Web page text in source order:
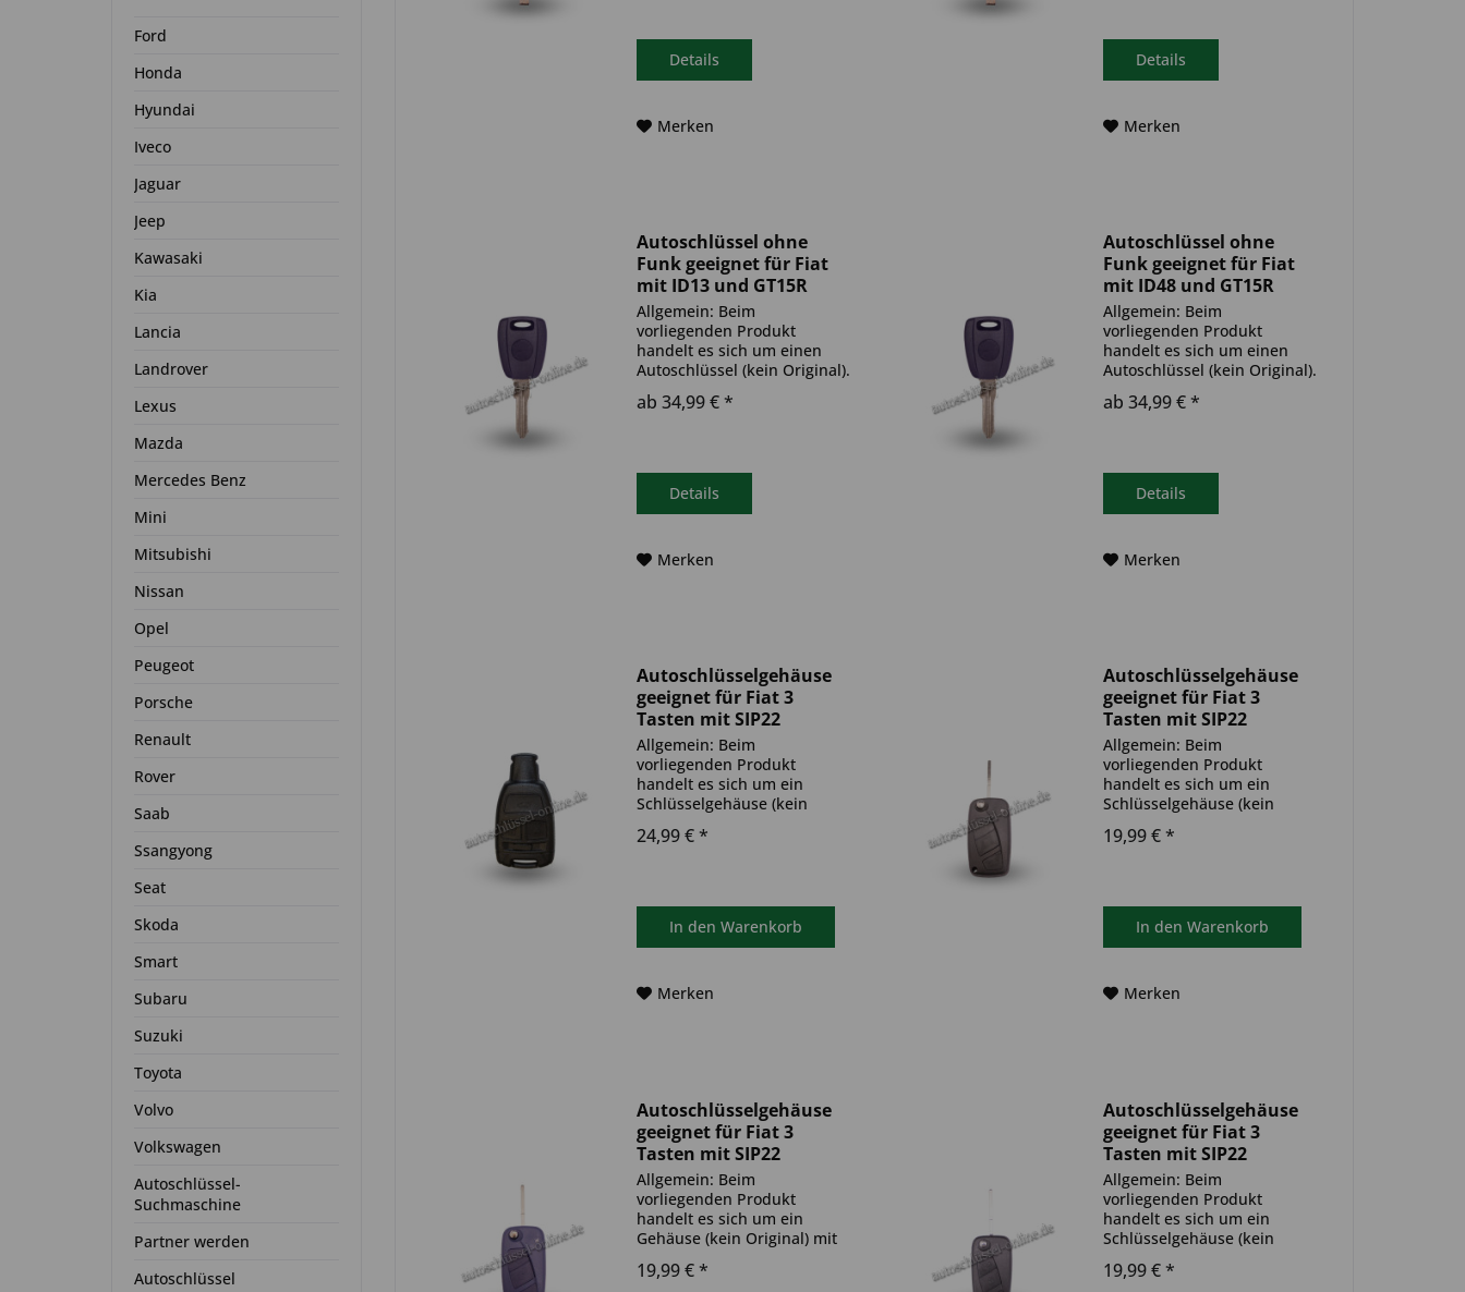
Ford
Honda
Hyundai
Iveco
Jaguar
Jeep
Kawasaki
Kia
Lancia
Landrover
Lexus
Mazda
Mercedes Benz
Mini
Mitsubishi
Nissan
Opel
Peugeot
Porsche
Renault
Rover
Saab
Ssangyong
Seat
Skoda
Smart
Subaru
Suzuki
Toyota
Volvo
Volkswagen
Autoschlüssel-
Suchmaschine
Partner werden
Autoschlüssel
gleicht. Ablauf -
Autoschlüssel inkl....
Details
Merken
gleicht. Ablauf -
Autoschlüssel inkl....
Details
Merken
Autoschlüssel ohne
Funk geeignet für Fiat
mit ID13 und GT15R
(Aftermarket Produkt)
Allgemein: Beim
vorliegenden Produkt
handelt es sich um einen
Autoschlüssel (kein Original).
Es ist eine Wegfahrsperre
(Transponder) verbaut. Bitte
gleicht. Ablauf -
Autoschlüssel inkl....
ab 34,99 € *
Details
Merken
Autoschlüssel ohne
Funk geeignet für Fiat
mit ID48 und GT15R
(Aftermarket Produkt)
Allgemein: Beim
vorliegenden Produkt
handelt es sich um einen
Autoschlüssel (kein Original).
Es ist eine Wegfahrsperre
(Transponder) verbaut. Bitte
gleicht. Ablauf -
Autoschlüssel inkl....
ab 34,99 € *
Details
Merken
Autoschlüsselgehäuse
geeignet für Fiat 3
Tasten mit SIP22
(Aftermarket Produkt)
Allgemein: Beim
vorliegenden Produkt
handelt es sich um ein
Schlüsselgehäuse (kein
Es ist weder eine
(Transponder) im Schlüssel
verbaut. Das Produkt ist
24,99 € *
In den Warenkorb
Merken
Autoschlüsselgehäuse
geeignet für Fiat 3
Tasten mit SIP22
(Aftermarket Produkt)
Allgemein: Beim
vorliegenden Produkt
handelt es sich um ein
Schlüsselgehäuse (kein
Es ist weder eine
(Transponder) im Schlüssel
verbaut. Das Produkt ist
19,99 € *
In den Warenkorb
Merken
Autoschlüsselgehäuse
geeignet für Fiat 3
Tasten mit SIP22
(Aftermarket Produkt)
Allgemein: Beim
vorliegenden Produkt
handelt es sich um ein
Gehäuse (kein Original) mit
ist ideal zum Austausch
19,99 € *
Autoschlüsselgehäuse
geeignet für Fiat 3
Tasten mit SIP22
(Aftermarket Produkt)
Allgemein: Beim
vorliegenden Produkt
handelt es sich um ein
Schlüsselgehäuse (kein
Es ist weder eine
19,99 € *